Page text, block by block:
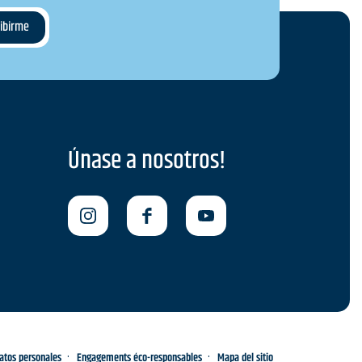
Únase a nosotros!
personales Engagements éco-responsables Mapa del sitio